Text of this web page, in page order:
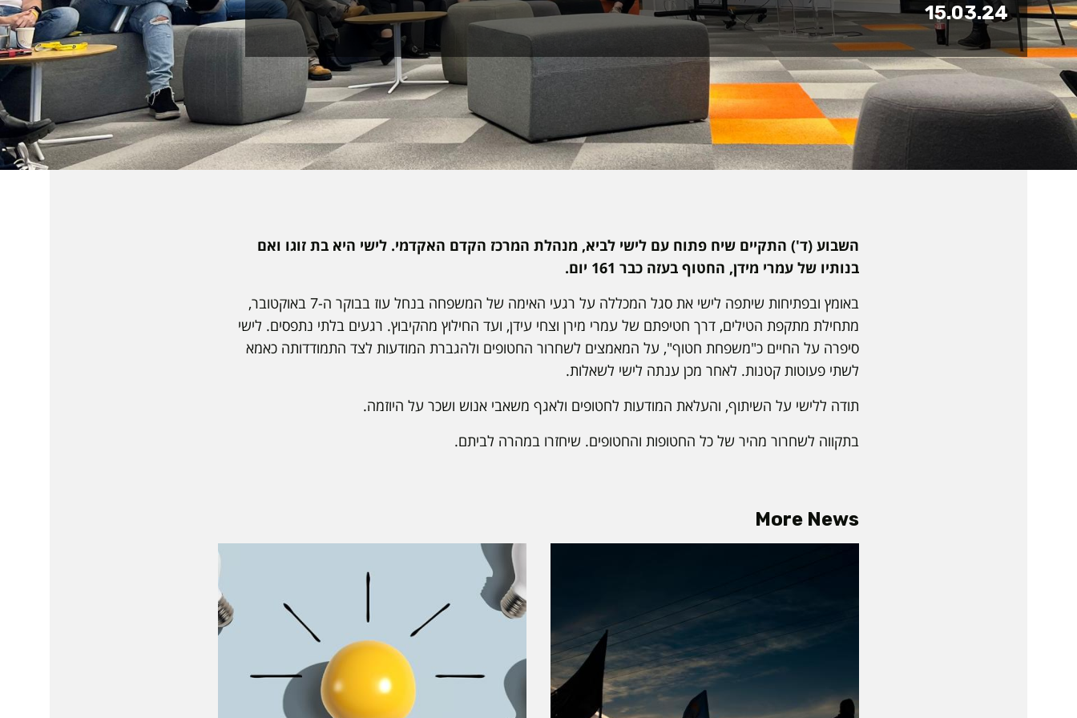
15.03.24
השבוע (ד') התקיים שיח פתוח עם לישי לביא, מנהלת המרכז הקדם האקדמי. לישי היא בת זוגו ואם
בנותיו של עמרי מידן, החטוף בעזה כבר 161 יום.
באומץ ובפתיחות שיתפה לישי את סגל המכללה על רגעי האימה של המשפחה בנחל עוז בבוקר ה-7 באוקטובר,
מתחילת מתקפת הטילים, דרך חטיפתם של עמרי מירן וצחי עידן, ועד החילוץ מהקיבוץ. רגעים בלתי נתפסים. לישי
סיפרה על החיים כ"משפחת חטוף", על המאמצים לשחרור החטופים ולהגברת המודעות לצד התמודדותה כאמא
לשתי פעוטות קטנות. לאחר מכן ענתה לישי לשאלות.
תודה ללישי על השיתוף, והעלאת המודעות לחטופים ולאגף משאבי אנוש ושכר על היוזמה.
בתקווה לשחרור מהיר של כל החטופות והחטופים. שיחזרו במהרה לביתם.
More News